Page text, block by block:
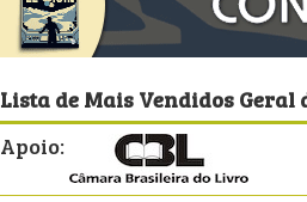
Lista de Mais Vendidos Geral
Apoio: